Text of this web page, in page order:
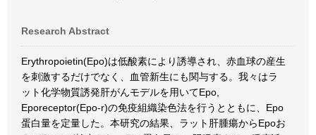
Research Abstract
Erythropoietin(Epo)は低酸素により誘導され、赤血球の産生
を刺激するだけでなく、血管新生にも関与する。我々はラ
ット化学物質誘発肝がんモデルを用いてEpo,
Eporeceptor(Epo-r)の免疫組織染色法を行うとともに、Epo
蛋白量を定量した。本研究の結果、ラット肝腫瘍からEpoお